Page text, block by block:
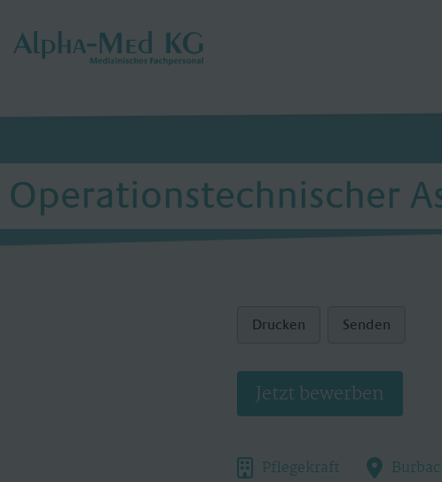
Operationstechnischer
Drucken Senden
Jetzt bewerben
Pflegekraft